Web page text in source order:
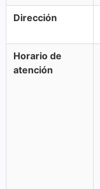
Dirección
Horario de
atención